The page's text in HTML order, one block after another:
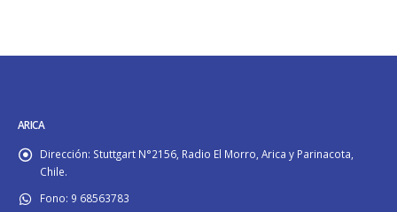
ARICA
Dirección: Stuttgart N°2156, Radio El Morro, Arica y Parinacota,
Chile.
Fono: 9 68563783